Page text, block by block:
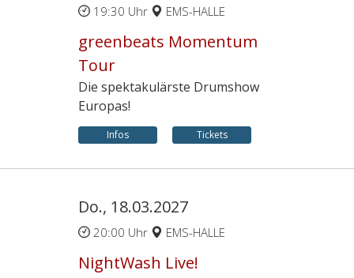
19:30 Uhr EMS-HALLE
greenbeats Momentum
Tour
Die spektakulärste Drumshow
Europas!
Infos Tickets
Do., 18.03.2027
20:00 Uhr EMS-HALLE
NightWash Live!